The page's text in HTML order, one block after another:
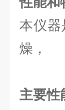
本仪器
燥，
主要性